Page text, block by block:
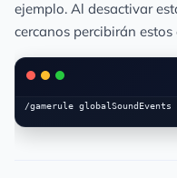
ejemplo. Al desactivar
cercanos percibirán